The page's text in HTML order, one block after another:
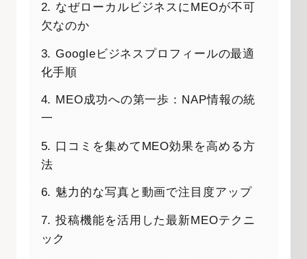
2. なぜローカルビジネスにMEOが不可
欠なのか
3. Googleビジネスプロフィールの最適
化手順
4. MEO成功への第一歩：NAP情報の統
一
5. 口コミを集めてMEO効果を高める方
法
6. 魅力的な写真と動画で注目度アップ
7. 投稿機能を活用した最新MEOテクニ
ック